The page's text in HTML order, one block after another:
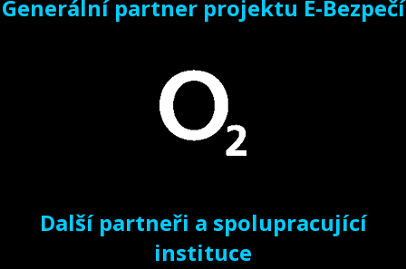
Generální partner projektu E-Bezpečí
Další partneři a spolupracující
instituce